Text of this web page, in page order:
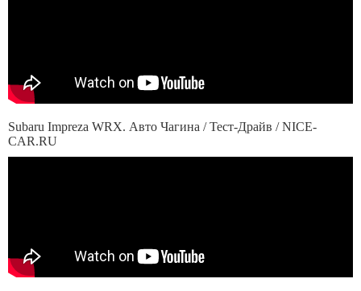
Subaru Impreza WRX. Авто Чагина / Тест-Драйв / NICE-
CAR.RU